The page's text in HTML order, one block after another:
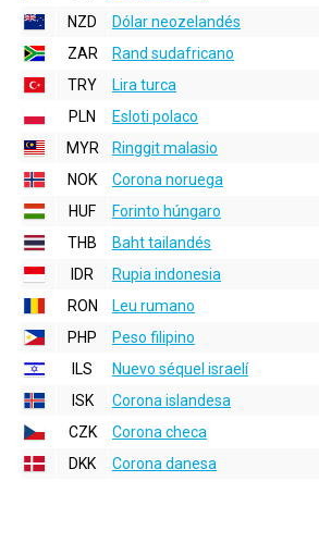
NZD
Dólar neozelandés
ZAR
Rand sudafricano
TRY
Lira turca
PLN
Esloti polaco
MYR
Ringgit malasio
NOK
Corona noruega
HUF
Forinto húngaro
THB
Baht tailandés
IDR
Rupia indonesia
RON
Leu rumano
PHP
Peso filipino
ILS
Nuevo séquel israelí
ISK
Corona islandesa
CZK
Corona checa
DKK
Corona danesa